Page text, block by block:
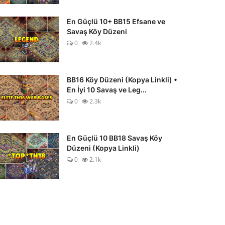
En Güçlü 10+ BB15 Efsane ve
Savaş Köy Düzeni
0
2.4k
BB16 Köy Düzeni (Kopya Linkli) •
En İyi 10 Savaş ve Leg...
0
2.3k
En Güçlü 10 BB18 Savaş Köy
Düzeni (Kopya Linkli)
0
2.1k